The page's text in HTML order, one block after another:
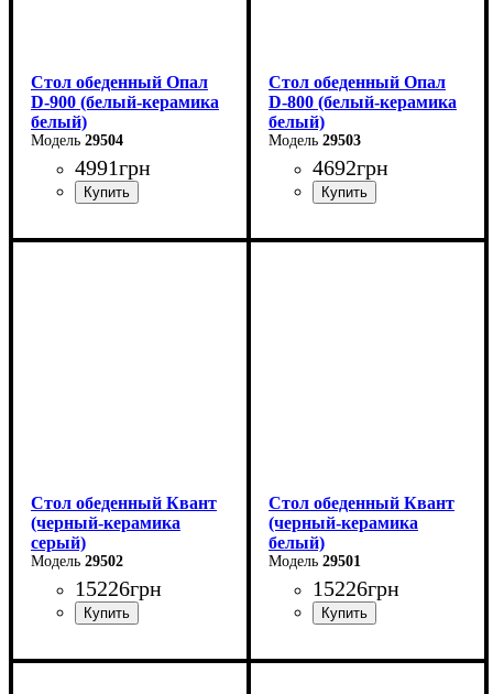
Стол обеденный Опал
D-900 (белый-керамика
белый)
29504
4991грн
Длина - 90 см
Стол обеденный Опал
D-800 (белый-керамика
белый)
29503
4692грн
Длина - 80 см
Стол обеденный Квант
(черный-керамика
серый)
29502
15226грн
Длина - 160 (+60) см
Стол обеденный Квант
(черный-керамика
белый)
29501
15226грн
Длина - 160 (+60) см